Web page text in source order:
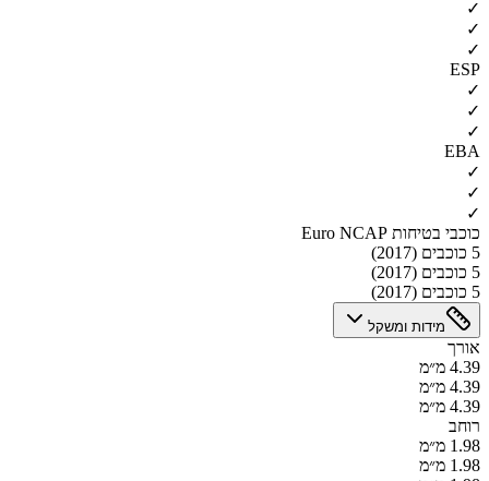
✓
✓
✓
ESP
✓
✓
✓
EBA
✓
✓
✓
כוכבי בטיחות Euro NCAP
5 כוכבים (2017)
5 כוכבים (2017)
5 כוכבים (2017)
מידות ומשקל
אורך
4.39 מ״מ
4.39 מ״מ
4.39 מ״מ
רוחב
1.98 מ״מ
1.98 מ״מ